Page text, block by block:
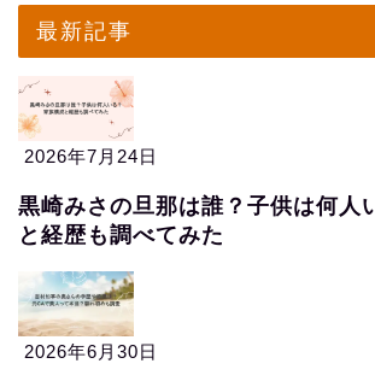
最新記事
2026年7月24日
黒崎みさの旦那は誰？子供は何人
と経歴も調べてみた
2026年6月30日